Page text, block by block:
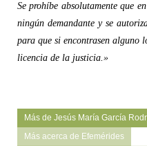
Se prohíbe absolutamente que
ningún demandante y se
para que si encontrasen alguno
licencia de la justicia.»
Más de Jesús María García
Más acerca de Efemérides